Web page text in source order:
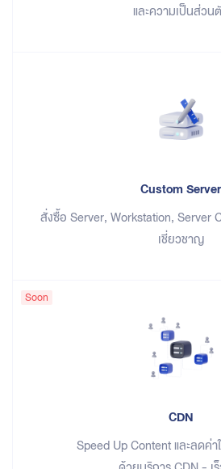
และความเป็นส่วน
Custom Server
สั่งซื้อ Server, Workstation, Server
เชี่ยวชาญ
Soon
CDN
Speed Up Content และลดค่